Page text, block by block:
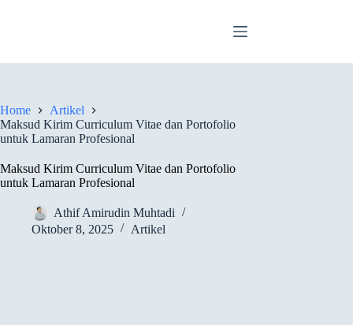
Home
Artikel
Maksud Kirim Curriculum Vitae dan Portofolio
untuk Lamaran Profesional
Maksud Kirim Curriculum Vitae dan Portofolio
untuk Lamaran Profesional
Athif Amirudin Muhtadi
Oktober 8, 2025
Artikel